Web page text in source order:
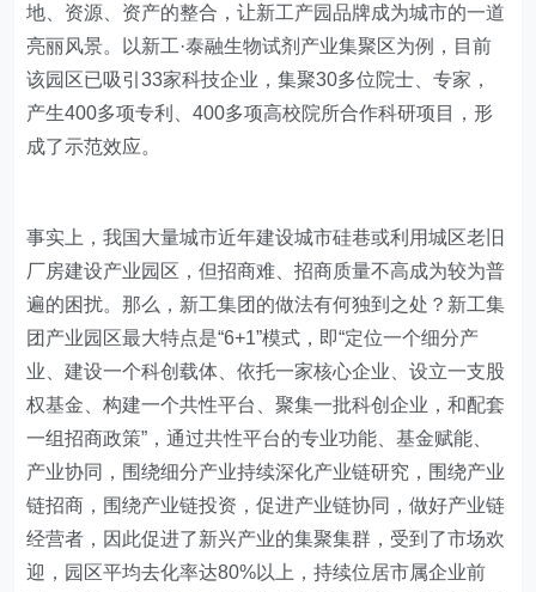
地、资源、资产的整合，让新工产园品牌成为城市的一道
亮丽风景。以新工·泰融生物试剂产业集聚区为例，目前
该园区已吸引33家科技企业，集聚30多位院士、专家，
产生400多项专利、400多项高校院所合作科研项目，形
成了示范效应。
​事实上，我国大量城市近年建设城市硅巷或利用城区老旧
厂房建设产业园区，但招商难、招商质量不高成为较为普
遍的困扰。那么，新工集团的做法有何独到之处？新工集
团产业园区最大特点是“6+1”模式，即“定位一个细分产
业、建设一个科创载体、依托一家核心企业、设立一支股
权基金、构建一个共性平台、聚集一批科创企业，和配套
一组招商政策”，通过共性平台的专业功能、基金赋能、
产业协同，围绕细分产业持续深化产业链研究，围绕产业
链招商，围绕产业链投资，促进产业链协同，做好产业链
经营者，因此促进了新兴产业的集聚集群，受到了市场欢
迎，园区平均去化率达80%以上，持续位居市属企业前